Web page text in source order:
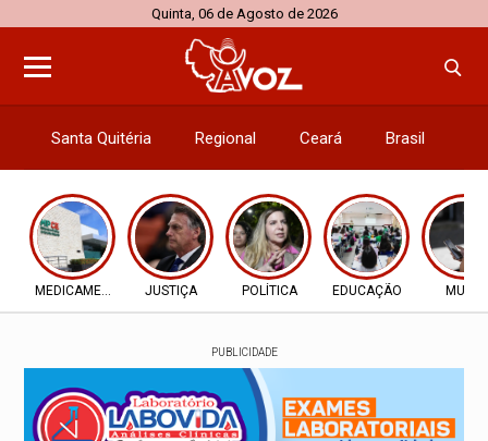
Quinta, 06 de Agosto de 2026
Santa Quitéria Regional Ceará Brasil
MEDICAMENTOS JUSTIÇA POLÍTICA EDUCAÇÃO MULTA
PUBLICIDADE